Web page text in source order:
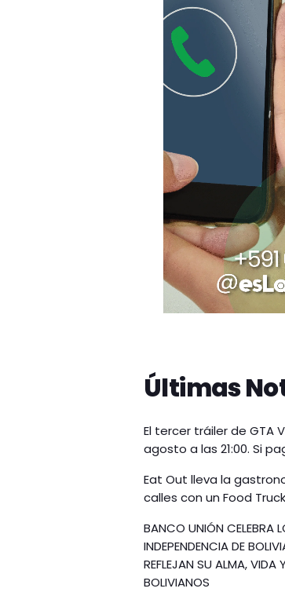
Últimas
El tercer tráiler de GTA
agosto a las 21:00. Si
Eat Out lleva la
calles con un Food
BANCO UNIÓN CELEBRA
INDEPENDENCIA DE
REFLEJAN SU ALMA,
BOLIVIANOS